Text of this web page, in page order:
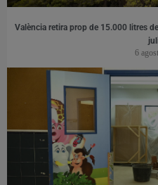
València retira prop de 15.000 litres
6